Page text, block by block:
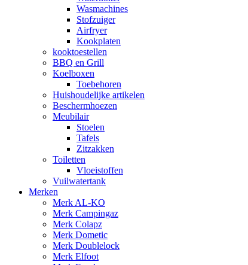
Wasmachines
Stofzuiger
Airfryer
Kookplaten
kooktoestellen
BBQ en Grill
Koelboxen
Toebehoren
Huishoudelijke artikelen
Beschermhoezen
Meubilair
Stoelen
Tafels
Zitzakken
Toiletten
Vloeistoffen
Vuilwatertank
Merken
Merk AL-KO
Merk Campingaz
Merk Colapz
Merk Dometic
Merk Doublelock
Merk Elfoot